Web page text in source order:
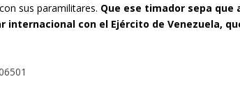
sus paramilitares. Que ese timador sepa que
con el Ejército de Venezuela,